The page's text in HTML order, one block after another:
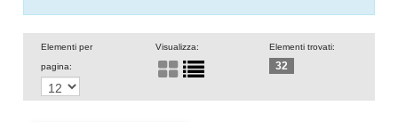
Elementi per
pagina:
Visualizza: Elementi trovati:
32